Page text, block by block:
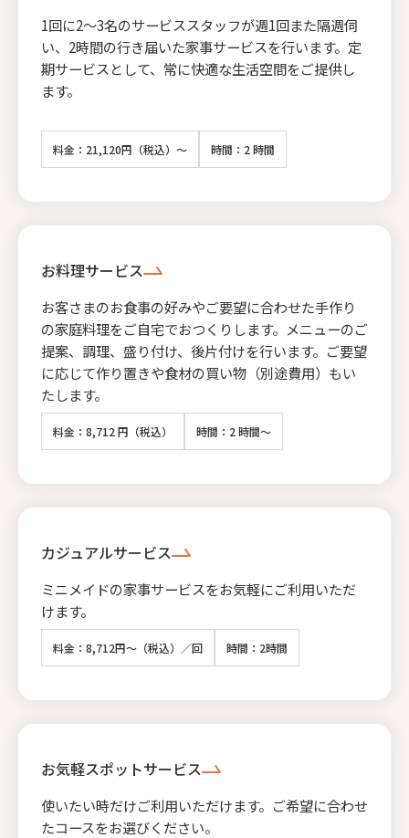
1回に2〜3名のサービススタッフが週1回また隔週伺
い、2時間の行き届いた家事サービスを行います。定
期サービスとして、常に快適な生活空間をご提供し
ます。
料金：21,120円（税込）～ 時間：2 時間
お料理サービス
お客さまのお食事の好みやご要望に合わせた手作り
の家庭料理をご自宅でおつくりします。メニューのご
提案、調理、盛り付け、後片付けを行います。ご要望
に応じて作り置きや食材の買い物（別途費用）もい
たします。
料金：8,712 円（税込） 時間：2 時間～
カジュアルサービス
ミニメイドの家事サービスをお気軽にご利用いただ
けます。
料金：8,712円～（税込）／回 時間：2時間
お気軽スポットサービス
使いたい時だけご利用いただけます。ご希望に合わせ
たコースをお選びください。